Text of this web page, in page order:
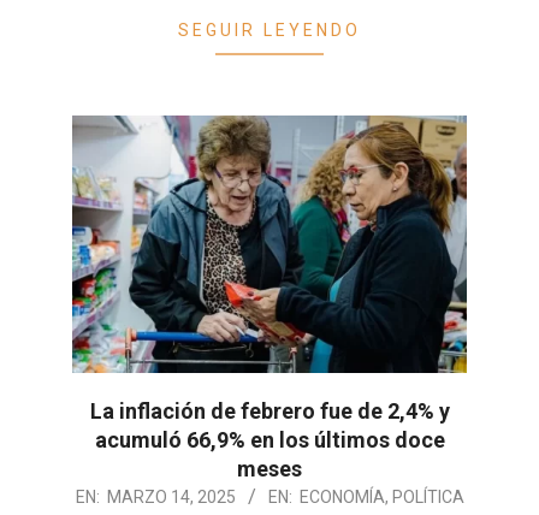
SEGUIR LEYENDO
La inflación de febrero fue de 2,4% y
acumuló 66,9% en los últimos doce
meses
2025-
EN: MARZO 14, 2025 EN: ECONOMÍA, POLÍTICA